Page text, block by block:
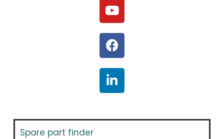
Spare part finder